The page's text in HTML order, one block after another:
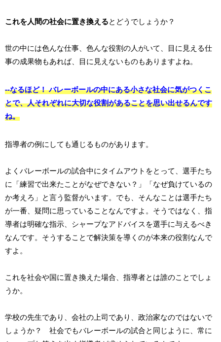
これを人間の社会に置き換えるとどうでしょうか？
世の中には色んな仕事、色んな役割の人がいて、目に見える仕
事の成果物もあれば、目に見えないものもありますよね。
--なるほど！ バレーボールの中にある小さな社会に気がつくこ
とで、人それぞれに大切な役割があることを思い出せるんです
ね。
指導者の例にしても通じるものがあります。
よくバレーボールの試合中にタイムアウトをとって、選手たち
に「練習で出来たことがなぜできない？」「なぜ負けているの
か考えろ」と言う監督がいます。でも、そんなことは選手たち
が一番、疑問に思っていることなんですよ。そうではなく、指
導者は明確な指示、シャープなアドバイスを選手に与えるべき
なんです。そうすることで解決策を導くのが本来の役割なんで
すよ。
これを社会や国に置き換えた場合、指導者とは誰のことでしょ
うか。
学校の先生であり、会社の上司であり、政治家なのではないで
しょうか？ 社会でもバレーボールの試合と同じように、常に